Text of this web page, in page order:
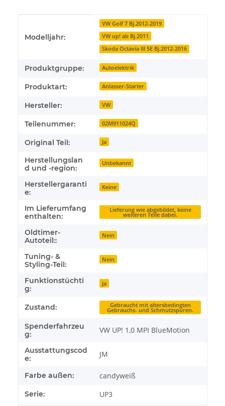
Modelljahr:
VW Golf 7 Bj.2012-2019
VW up! ab Bj.2011
Skoda Octavia III 5E Bj.2012-2016
Produktgruppe: Autoelektrik
Produktart: Anlasser-Starter
Hersteller: VW
Teilenummer: 02M911024Q
Original Teil: Ja
Herstellungslan
d und -region:
Unbekannt
Herstellergaranti
e:
Keine
Im Lieferumfang
enthalten:
Lieferung wie abgebildet, keine
weiteren Teile dabei.
Oldtimer-
Autoteil::
Nein
Tuning- &
Styling-Teil:
Nein
Funktionstüchti
g:
Ja
Zustand: Gebraucht mit altersbedingten
Gebrauchs- und Schmutzspuren.
Spenderfahrzeu
g:
VW UP! 1,0 MPI BlueMotion
Ausstattungscod
e:
JM
Farbe außen: candyweiß
Serie: UP3